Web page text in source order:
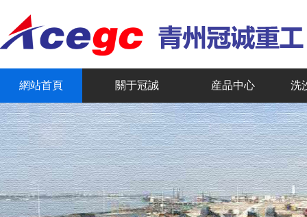
網站首頁 關于冠誠 産品中心 洗